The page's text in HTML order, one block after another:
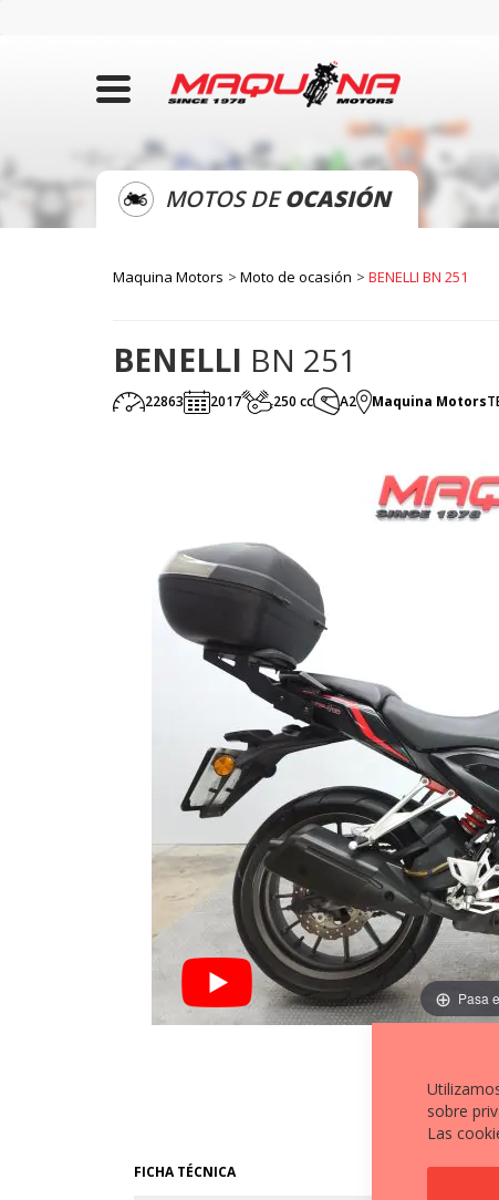
MOTOS DEOCASIÓN
Maquina Motors Moto de ocasión BENELLI BN 251
BENELLI BN 251
22863 2017 250 cc A2 Maquina Motors
Pasa
FICHA TÉCNICA
sobre
Las